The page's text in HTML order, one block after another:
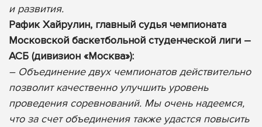
и развития.
Рафик Хайрулин, главный судья чемпионата
Московской баскетбольной студенческой лиги –
АСБ (дивизион «Москва»):
– Объединение двух чемпионатов действительно
позволит качественно улучшить уровень
проведения соревнований. Мы очень надеемся,
что за счет объединения также удастся повысить